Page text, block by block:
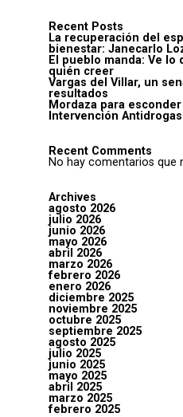
Recent Posts
La recuperación del
bienestar: Janecarlo
El pueblo manda: Ve
quién creer
Vargas del Villar, un
resultados
Mordaza para
Intervención Antidrogas
Recent Comments
No hay comentarios que
Archives
agosto 2026
julio 2026
junio 2026
mayo 2026
abril 2026
marzo 2026
febrero 2026
enero 2026
diciembre 2025
noviembre 2025
octubre 2025
septiembre 2025
agosto 2025
julio 2025
junio 2025
mayo 2025
abril 2025
marzo 2025
febrero 2025